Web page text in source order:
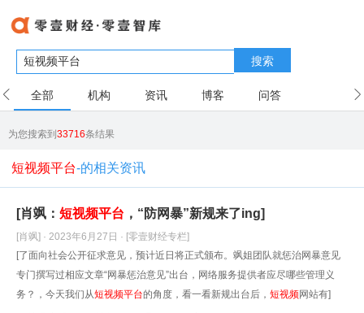
搜索
全部 机构 资讯 博客 问答
为您搜索到33716条结果
短视频平台-的相关资讯
[肖飒： 短视频平台 ，“防网暴”新规来了ing]
[肖飒] · 2023年6月27日 · [零壹财经专栏]
[了面向社会公开征求意见，预计近日将正式颁布。飒姐团队就惩治网暴意见
专门撰写过相应文章“网暴惩治意见”出台，网络服务提供者应尽哪些管理义
务？，今天我们从短视频平台的角度，看一看新规出台后， 短视频网站有]